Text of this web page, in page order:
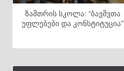
ზამთრის სკოლა: “ბავშვთა
უფლებები და კონსტიტუცია”